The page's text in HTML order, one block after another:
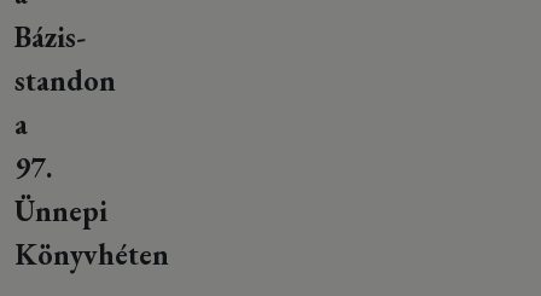
Bázis-
standon
a
97.
Ünnepi
Könyvhéten